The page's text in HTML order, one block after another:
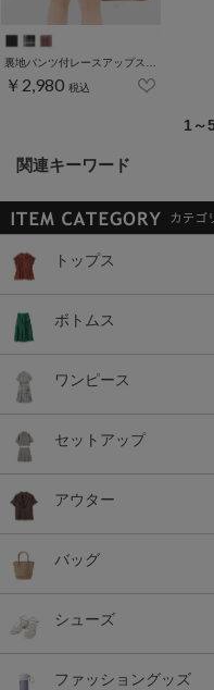
￥2,980 税込
1～
関連キーワード
トップス
ボトムス
ワンピース
セットアップ
アウター
バッグ
シューズ
ファッショングッズ